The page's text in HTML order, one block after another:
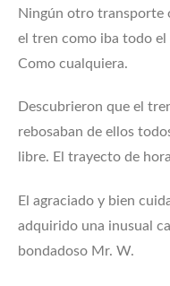
Ningún otro transporte
el tren como iba todo
Como cualquiera.
Descubrieron que el
rebosaban de ellos
libre. El trayecto de
El agraciado y bien
adquirido una inusual
bondadoso Mr. W.